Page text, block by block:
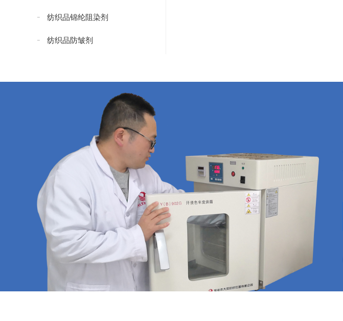
纺织品锦纶阻染剂
纺织品防皱剂
纺织品无氟防水剂
纺织品抗紫外线剂
纺织品紧实型防水剂
纺织品碳八防水剂
纺织品碳六防水剂
纺织品玻尿酸整理剂
纺织品多功能整理剂
纺织品加白软油剂